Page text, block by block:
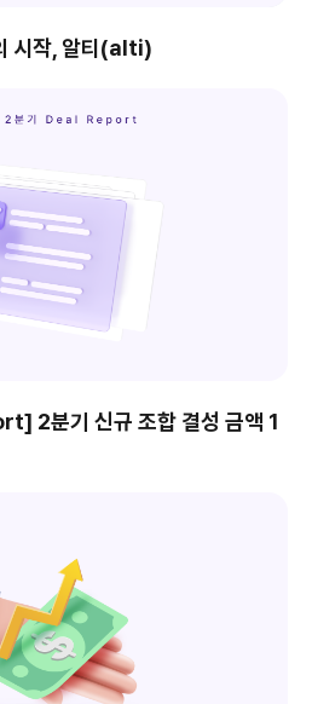
시작, 알티(alti)
2분기 신규 조합 결성 금액 1